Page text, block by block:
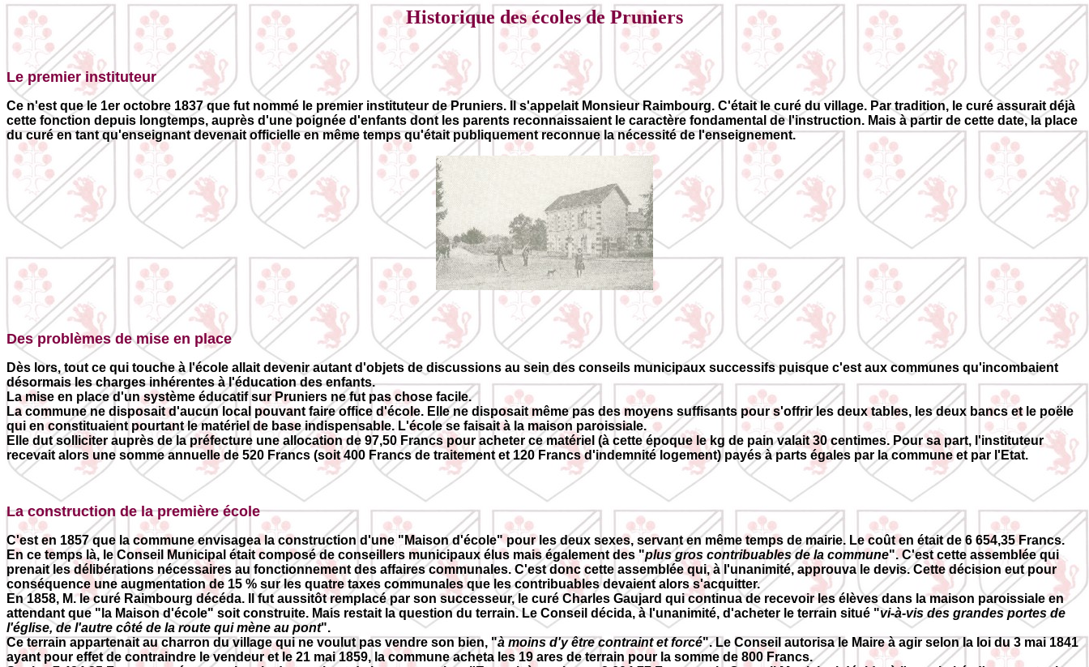
Historique des écoles de Pruniers
Le premier instituteur
Ce n'est que le 1er octobre 1837 que fut nommé le premier instituteur de Pruniers. Il s'appelait Monsieur Raimbourg. C'était le curé du village. Par tradition, le curé assurait déjà
cette fonction depuis longtemps, auprès d'une poignée d'enfants dont les parents reconnaissaient le caractère fondamental de l'instruction. Mais à partir de cette date, la place
du curé en tant qu'enseignant devenait officielle en même temps qu'était publiquement reconnue la nécessité de l'enseignement.
Des problèmes de mise en place
Dès lors, tout ce qui touche à l'école allait devenir autant d'objets de discussions au sein des conseils municipaux successifs puisque c'est aux communes qu'incombaient
désormais les charges inhérentes à l'éducation des enfants.
La mise en place d'un système éducatif sur Pruniers ne fut pas chose facile.
La commune ne disposait d'aucun local pouvant faire office d'école. Elle ne disposait même pas des moyens suffisants pour s'offrir les deux tables, les deux bancs et le poële
qui en constituaient pourtant le matériel de base indispensable. L'école se faisait à la maison paroissiale.
Elle dut solliciter auprès de la préfecture une allocation de 97,50 Francs pour acheter ce matériel (à cette époque le kg de pain valait 30 centimes. Pour sa part, l'instituteur
recevait alors une somme annuelle de 520 Francs (soit 400 Francs de traitement et 120 Francs d'indemnité logement) payés à parts égales par la commune et par l'Etat.
La construction de la première école
C'est en 1857 que la commune envisagea la construction d'une "Maison d'école" pour les deux sexes, servant en même temps de mairie. Le coût en était de 6 654,35 Francs.
En ce temps là, le Conseil Municipal était composé de conseillers municipaux élus mais également des "plus gros contribuables de la commune". C'est cette assemblée qui
prenait les délibérations nécessaires au fonctionnement des affaires communales. C'est donc cette assemblée qui, à l'unanimité, approuva le devis. Cette décision eut pour
conséquence une augmentation de 15 % sur les quatre taxes communales que les contribuables devaient alors s'acquitter.
En 1858, M. le curé Raimbourg décéda. Il fut aussitôt remplacé par son successeur, le curé Charles Gaujard qui continua de recevoir les élèves dans la maison paroissiale en
attendant que "la Maison d'école" soit construite. Mais restait la question du terrain. Le Conseil décida, à l'unanimité, d'acheter le terrain situé "vi-à-vis des grandes portes de
l'église, de l'autre côté de la route qui mène au pont".
Ce terrain appartenait au charron du village qui ne voulut pas vendre son bien, "à moins d'y être contraint et forcé". Le Conseil autorisa le Maire à agir selon la loi du 3 mai 1841
ayant pour effet de contraindre le vendeur et le 21 mai 1859, la commune acheta les 19 ares de terrain pour la somme de 800 Francs.